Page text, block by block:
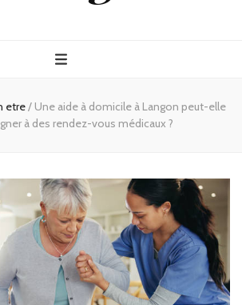
etre/ Une aide à domicile à Langon peut-elle
à des rendez-vous médicaux ?